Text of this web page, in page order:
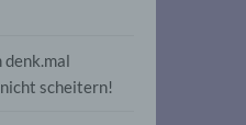
scheitern!